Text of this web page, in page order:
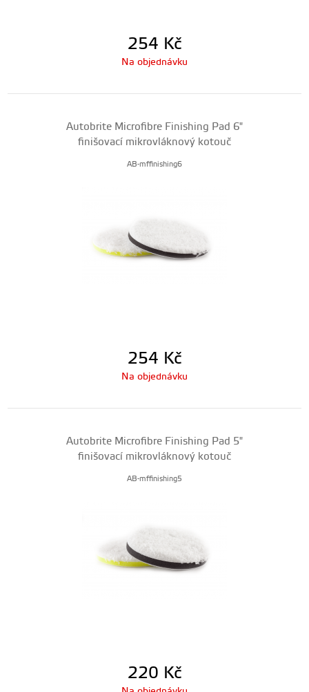
254 Kč
Na objednávku
Autobrite Microfibre Finishing Pad 6"
finišovací mikrovláknový kotouč
AB-mffinishing6
254 Kč
Na objednávku
Autobrite Microfibre Finishing Pad 5"
finišovací mikrovláknový kotouč
AB-mffinishing5
220 Kč